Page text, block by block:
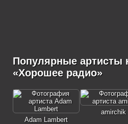
Популярные артисты
«Хорошее радио»
Adam Lambert
amirchik